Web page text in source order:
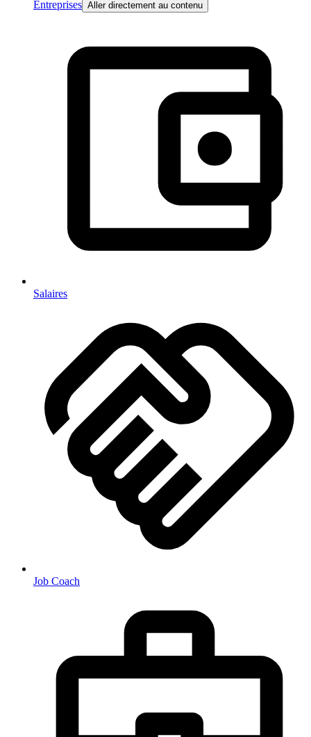
Entreprises Aller directement au contenu
Salaires
Job Coach